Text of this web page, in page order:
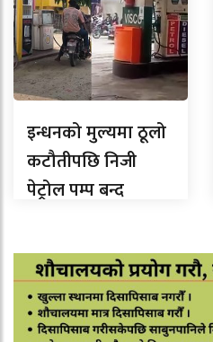
इन्धनको मुल्यमा ठूलो
कटौतीपछि निजी
पेट्रोल पम्प बन्द